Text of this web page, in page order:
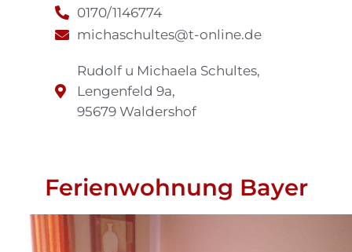
0170/1146774
michaschultes@t-online.de
Rudolf u Michaela Schultes,
Lengenfeld 9a,
95679 Waldershof
Ferienwohnung Bayer